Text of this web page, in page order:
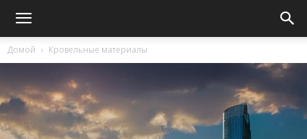
Домой Кровельные материалы